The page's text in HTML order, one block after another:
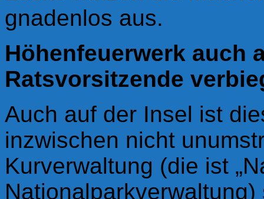
gnadenlos aus.
Höhenfeuerwerk auch
Ratsvorsitzende
Auch auf der Insel ist
inzwischen nicht
Kurverwaltung (die ist